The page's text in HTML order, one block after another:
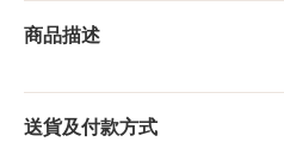
商品描述
送貨及付款方式